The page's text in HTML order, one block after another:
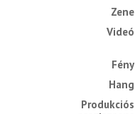
zene
videó
fény
hang
produkciós